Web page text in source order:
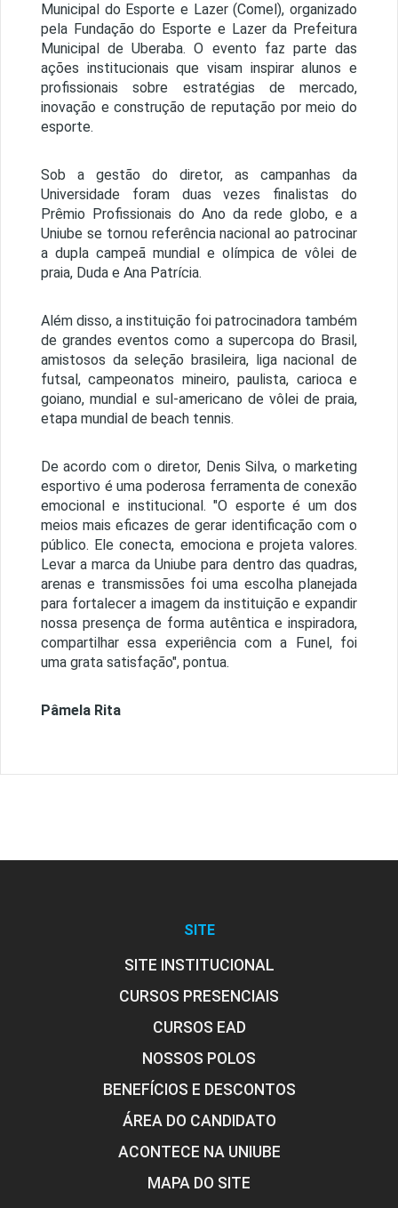
Municipal do Esporte e Lazer (Comel), organizado
pela Fundação do Esporte e Lazer da Prefeitura
Municipal de Uberaba. O evento faz parte das
ações institucionais que visam inspirar alunos e
profissionais sobre estratégias de mercado,
inovação e construção de reputação por meio do
esporte.
Sob a gestão do diretor, as campanhas da
Universidade foram duas vezes finalistas do
Prêmio Profissionais do Ano da rede globo, e a
Uniube se tornou referência nacional ao patrocinar
a dupla campeã mundial e olímpica de vôlei de
praia, Duda e Ana Patrícia.
Além disso, a instituição foi patrocinadora também
de grandes eventos como a supercopa do Brasil,
amistosos da seleção brasileira, liga nacional de
futsal, campeonatos mineiro, paulista, carioca e
goiano, mundial e sul-americano de vôlei de praia,
etapa mundial de beach tennis.
De acordo com o diretor, Denis Silva, o marketing
esportivo é uma poderosa ferramenta de conexão
emocional e institucional. "O esporte é um dos
meios mais eficazes de gerar identificação com o
público. Ele conecta, emociona e projeta valores.
Levar a marca da Uniube para dentro das quadras,
arenas e transmissões foi uma escolha planejada
para fortalecer a imagem da instituição e expandir
nossa presença de forma autêntica e inspiradora,
compartilhar essa experiência com a Funel, foi
uma grata satisfação", pontua.
Pâmela Rita
SITE
SITE INSTITUCIONAL
CURSOS PRESENCIAIS
CURSOS EAD
NOSSOS POLOS
BENEFÍCIOS E DESCONTOS
ÁREA DO CANDIDATO
ACONTECE NA UNIUBE
MAPA DO SITE